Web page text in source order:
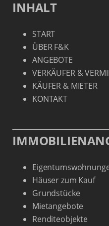
INHALT
START
ÜBER F&K
ANGEBOTE
VERKÄUFER &
KÄUFER & MIETER
KONTAKT
Häuser zum Kauf
Grundstücke
Mietangebote
Renditeobjekte